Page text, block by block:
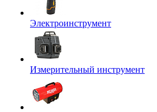
Электроинструмент
Измерительный инструмент